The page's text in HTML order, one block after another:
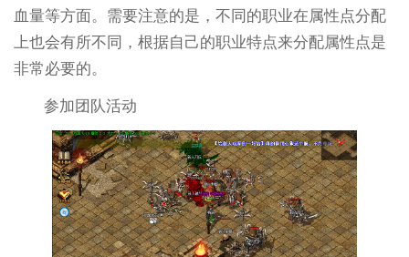
血量等方面。需要注意的是，不同的职业在属性点分配
上也会有所不同，根据自己的职业特点来分配属性点是
非常必要的。
参加团队活动